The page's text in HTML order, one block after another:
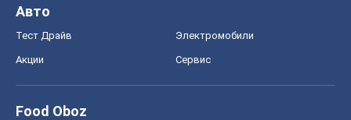
Авто
Тест Драйв Электромобили
Акции Сервис
Food Oboz